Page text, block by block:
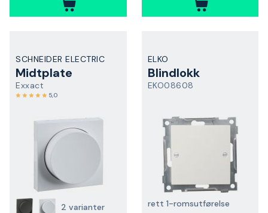
SCHNEIDER ELECTRIC
Midtplate
Exxact
5,0
2 varianter
ELKO
Blindlokk
EKO08608
rett 1-romsutførelse